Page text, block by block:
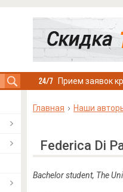
Прием заявок
Главная Наши
Federica Di
Bachelor student, The